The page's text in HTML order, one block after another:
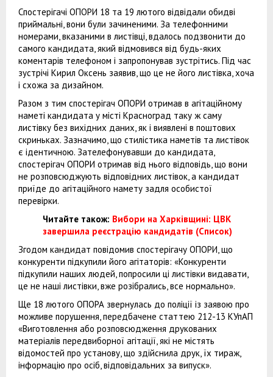
Спостерігачі ОПОРИ 18 та 19 лютого відвідали обидві
приймальні, вони були зачиненими. За телефонними
номерами, вказаними в листівці, вдалось подзвонити до
самого кандидата, який відмовився від будь-яких
коментарів телефоном і запропонував зустрітись. Під час
зустрічі Кирил Оксень заявив, що це не його листівка, хоча
і схожа за дизайном.
Разом з тим спостерігач ОПОРИ отримав в агітаційному
наметі кандидата у місті Красноград таку ж саму
листівку без вихідних даних, як і виявлені в поштових
скриньках. Зазначимо, що стилістика наметів та листівок
є ідентичною. Зателефонувавши до кандидата,
спостерігач ОПОРИ отримав від нього відповідь, що вони
не розповсюджують відповідних листівок, а кандидат
приїде до агітаційного намету задля особистої
перевірки.
Читайте також: Вибори на Харківщині: ЦВК
завершила реєстрацію кандидатів (Список)
Згодом кандидат повідомив спостерігачу ОПОРИ, що
конкуренти підкупили його агітаторів: «Конкуренти
підкупили наших людей, попросили ці листівки видавати,
це не наші листівки, вже розібрались, все нормально».
Ще 18 лютого ОПОРА звернулась до поліції із заявою про
можливе порушення, передбачене статтею 212-13 КУпАП
«Виготовлення або розповсюдження друкованих
матеріалів передвиборної агітації, які не містять
відомостей про установу, що здійснила друк, їх тираж,
інформацію про осіб, відповідальних за випуск».